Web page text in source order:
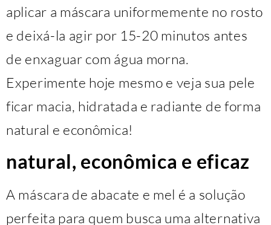
aplicar a máscara uniformemente no rosto
e deixá-la agir por 15-20 minutos antes
de enxaguar com água morna.
Experimente hoje mesmo e veja sua pele
ficar macia, hidratada e radiante de forma
natural e econômica!
natural, econômica e eficaz
A máscara de abacate e mel é a solução
perfeita para quem busca uma alternativa